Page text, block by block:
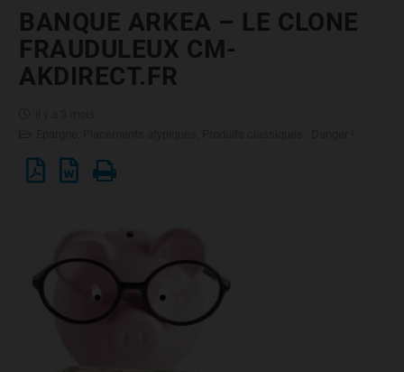
BANQUE ARKEA – LE CLONE
FRAUDULEUX CM-
AKDIRECT.FR